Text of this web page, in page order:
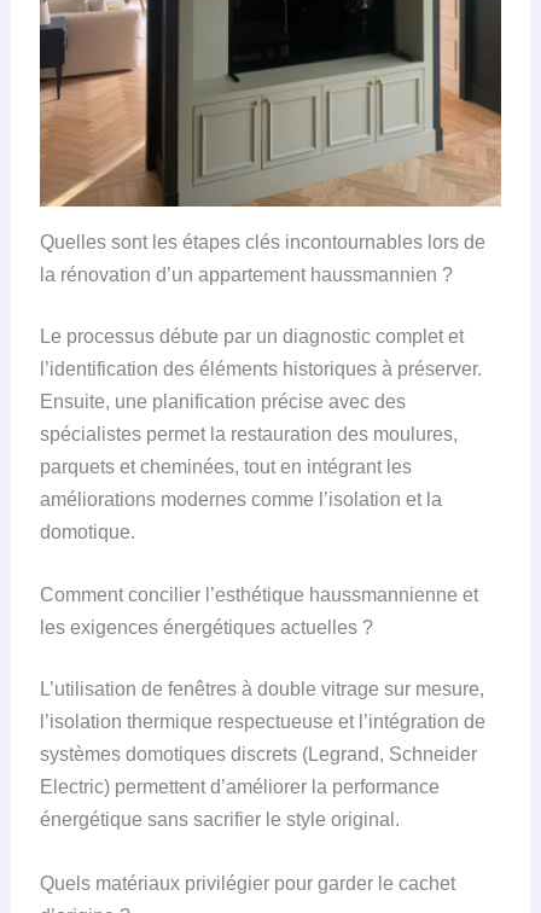
Quelles sont les étapes clés incontournables lors de
la rénovation d’un appartement haussmannien ?
Le processus débute par un diagnostic complet et
l’identification des éléments historiques à préserver.
Ensuite, une planification précise avec des
spécialistes permet la restauration des moulures,
parquets et cheminées, tout en intégrant les
améliorations modernes comme l’isolation et la
domotique.
Comment concilier l’esthétique haussmannienne et
les exigences énergétiques actuelles ?
L’utilisation de fenêtres à double vitrage sur mesure,
l’isolation thermique respectueuse et l’intégration de
systèmes domotiques discrets (Legrand, Schneider
Electric) permettent d’améliorer la performance
énergétique sans sacrifier le style original.
Quels matériaux privilégier pour garder le cachet